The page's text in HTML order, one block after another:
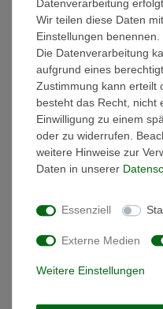
UVP
*inkl.
Skagen
GLASS
UVP
*inkl. ges.
Edelstahl
Datenverarbeitung
Wir teilen diese Daten
Einstellungen benennen.
Die Datenverarbeitung
aufgrund eines
Zustimmung kann erteilt
besteht das Recht, nicht
Einwilligung zu einem
oder zu widerrufen.
weitere Hinweise zur
Daten in unserer
Essenziell
Externe Medien
Weitere Einstellungen